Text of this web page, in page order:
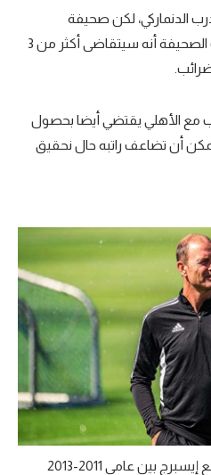
الدنماركي، لكن صحيفة
Tipsbladet الدنماركية أوضحت الصحيفة أنه سيتقاضى أكثر من 3
مع الأهلي يقتضي أيضا بحصول
أن تضاعف راتبه حال نحقيق
توروب بدأ مسيرته كمدير فني مع إيسبرج بين عامي 2011-2013